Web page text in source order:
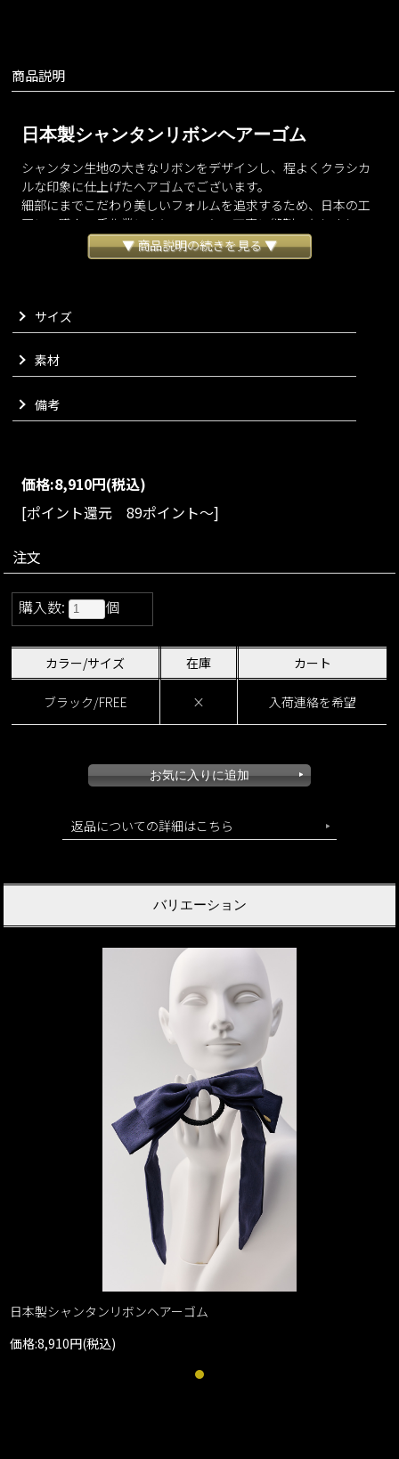
商品説明
日本製シャンタンリボンヘアーゴム
シャンタン生地の大きなリボンをデザインし、程よくクラシカ
ルな印象に仕上げたヘアゴムでございます。
細部にまでこだわり美しいフォルムを追求するため、日本の工
房にて職人の手作業により一つひとつ丁寧に縫製いたしまし
上品な光沢感が魅力のシャンタン生地を使用しており、髪を美
ことでヘアアレンジを華やかに演出し、より一層ラグジュアリ
ーな雰囲気をプラスいたします。
さりげなく添えられたJENNEプレートがアクセント。
ベーシックで使いやすいブラックと、上品な雰囲気をお楽しみ
ゴム部分にはデザイン性のある編地タイプを採用しておりま
テムでございます。
VARIATION
▼ 商品説明の続きを見る ▼
サイズ
素材
備考
価格:8,910円(税込)
[ポイント還元 89ポイント～]
注文
購入数: 個
カラー/サイズ 在庫 カート
ブラック/FREE × 入荷連絡を希望
返品についての詳細はこちら
バリエーション
日本製シャンタンリボンヘアーゴム
価格:8,910円(税込)